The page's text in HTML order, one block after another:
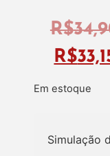
R$
R$
Em estoque
Simulação